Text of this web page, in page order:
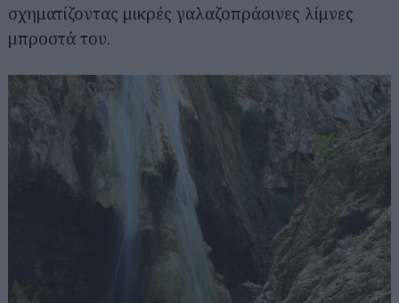
σχηματίζοντας μικρές γαλαζοπράσινες λίμνες
μπροστά του.